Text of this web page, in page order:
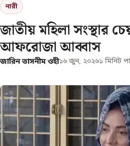
নারী
জাতীয় মহিলা সংস্থার
আফরোজা আব্বাস
জারিন তাসনীম ওহী১৬ জুন, ২০২৬১ মিনিট